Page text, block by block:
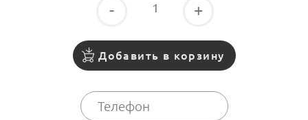
- +
Добавить в корзину